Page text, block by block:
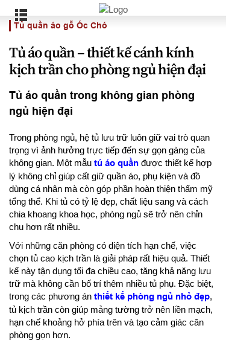
Tủ quần áo gỗ Óc Chó
Tủ áo quần – thiết kế cánh kính
kịch trần cho phòng ngủ hiện đại
Tủ áo quần trong không gian phòng
ngủ hiện đại
Trong phòng ngủ, hệ tủ lưu trữ luôn giữ vai trò quan
trọng vì ảnh hưởng trực tiếp đến sự gọn gàng của
không gian. Một mẫu tủ áo quần được thiết kế hợp
lý không chỉ giúp cất giữ quần áo, phụ kiện và đồ
dùng cá nhân mà còn góp phần hoàn thiện thẩm mỹ
tổng thể. Khi tủ có tỷ lệ đẹp, chất liệu sang và cách
chia khoang khoa học, phòng ngủ sẽ trở nên chỉn
chu hơn rất nhiều.
Với những căn phòng có diện tích hạn chế, việc
chọn tủ cao kịch trần là giải pháp rất hiệu quả. Thiết
kế này tận dụng tối đa chiều cao, tăng khả năng lưu
trữ mà không cần bố trí thêm nhiều tủ phụ. Đặc biệt,
trong các phương án thiết kế phòng ngủ nhỏ đẹp,
tủ kịch trần còn giúp mảng tường trở nên liền mạch,
hạn chế khoảng hở phía trên và tạo cảm giác căn
phòng gọn hơn.